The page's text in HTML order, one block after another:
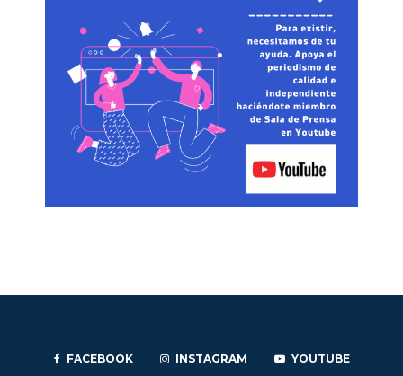
FACEBOOK INSTAGRAM YOUTUBE